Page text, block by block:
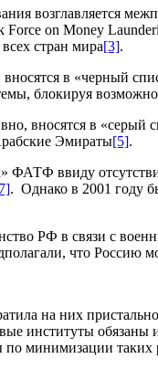
возглавляется
Force on Money
стран мира[3].
в «черный
блокируя
вносятся в
Эмираты[5].
ввиду
. Однако в 2001 году
РФ в связи с
что Россию
на них
институты
минимизации таких